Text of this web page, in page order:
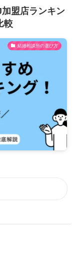
盟店ランキン
較
結婚相談所の選び方